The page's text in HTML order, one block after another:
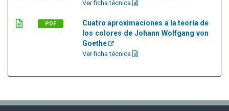
Ver ficha técnica
PDF
Cuatro aproximaciones a la teoría de
los colores de Johann Wolfgang von
Goethe
Ver ficha técnica